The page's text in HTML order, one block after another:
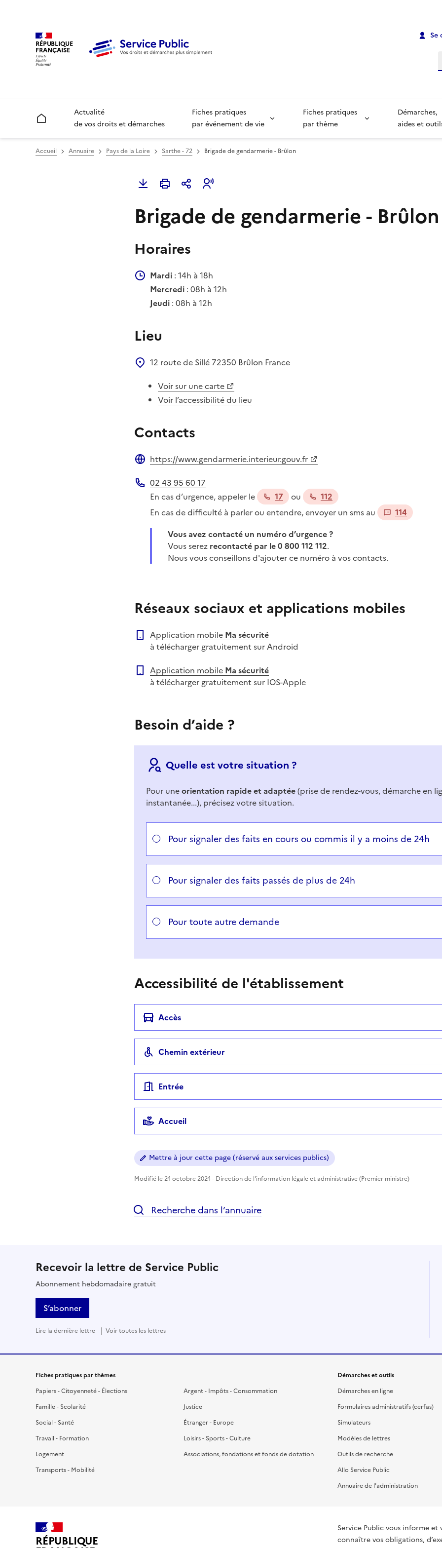
RÉPUBLIQUE
FRANÇAISE
Se
Accueil
Actualité
de vos droits et démarches
Fiches pratiques
par événement de vie
Fiches pratiques
par thème
Démarches,
aides et
Accueil Annuaire Pays de la Loire Sarthe - 72 Brigade de gendarmerie - Brûlon
Brigade de gendarmerie - Brûlon
Horaires
Mardi : 14h à 18h
Mercredi : 08h à 12h
Jeudi : 08h à 12h
Lieu
12 route de Sillé 72350 Brûlon France
Voir sur une carte
Voir l’accessibilité du lieu
Contacts
https://www.gendarmerie.interieur.gouv.fr
Téléphone
02 43 95 60 17
En cas d’urgence, appeler le
17 ou
112
En cas de difficulté à parler ou entendre, envoyer un sms au
114
Vous avez contacté un numéro d’urgence ?
Vous serez recontacté par le 0 800 112 112.
Nous vous conseillons d'ajouter ce numéro à vos contacts.
Réseaux sociaux et applications mobiles
Application mobile Ma sécurité
à télécharger gratuitement sur Android
Application mobile Ma sécurité
à télécharger gratuitement sur IOS-Apple
Besoin d’aide ?
Quelle est votre situation ?
Pour uneorientation rapide et adaptée(prise de rendez-vous, démarche en
instantanée...), précisez votre situation.
Répondez aux questions successives et les réponses s’afficheront
Vous avez choisi
Pour signaler des faits en cours ou commis il y a moins de 24h
Pour signaler des faits passés de plus de 24h
Pour toute autre demande
Accessibilité de l'établissement
Accès
Chemin extérieur
Entrée
Accueil
Mettre à jour cette page (réservé aux services publics)
Modifié le 24 octobre 2024 - Direction de l'information légale et administrative (Premier ministre)
Recherche dans l’annuaire
Recevoir la lettre de Service Public
Abonnement hebdomadaire gratuit
S’abonner
Lire la dernière lettre Voir toutes les lettres
Fiches pratiques par thèmes
Papiers - Citoyenneté - Élections
Famille - Scolarité
Social - Santé
Travail - Formation
Logement
Transports - Mobilité
Argent - Impôts - Consommation
Justice
Étranger - Europe
Loisirs - Sports - Culture
Associations, fondations et fonds de dotation
Démarches et outils
Démarches en ligne
Formulaires administratifs (cerfas)
Simulateurs
Modèles de lettres
Outils de recherche
Allo Service Public
Annuaire de l'administration
RÉPUBLIQUE
Service Public vous informe
connaître vos obligations,